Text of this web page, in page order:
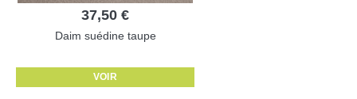
37,50 €
Daim suédine taupe
VOIR